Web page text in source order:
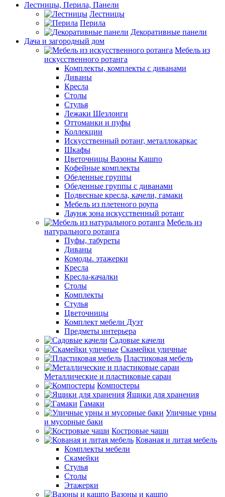
Лестницы, Перила, Панели
Лестницы
Перила
Декоративные панели
Дача и загородный дом
Мебель из
искусственного ротанга
Комплекты, комплекты с диванами
Диваны
Кресла
Столы
Стулья
Лежаки Шезлонги
Оттоманки и пуфы
Коллекции
Искусственный ротанг, металлокаркас
Шкафы
Цветочницы Вазоны Кашпо
Кофейные комплекты
Обеденные группы
Обеденные группы с диванами
Подвесные кресла, качели, гамаки
Мебель из плетеного роупа
Лаунж зона искусственный ротанг
Мебель из
натурального ротанга
Пуфы, табуреты
Диваны
Комоды. этажерки
Кресла
Кресла-качалки
Столы
Комплекты
Стулья
Цветочницы
Комплект мебели Дуэт
Предметы интерьера
Садовые качели
Скамейки уличные
Пластиковая мебель
Металлические и пластиковые сараи
Компостеры
Ящики для хранения
Гамаки
Уличные урны
и мусорные баки
Костровые чаши
Кованая и литая мебель
Комплекты мебели
Скамейки
Стулья
Столы
Этажерки
Вазоны и кашпо